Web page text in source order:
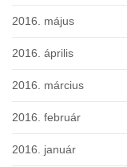
2016. május
2016. április
2016. március
2016. február
2016. január